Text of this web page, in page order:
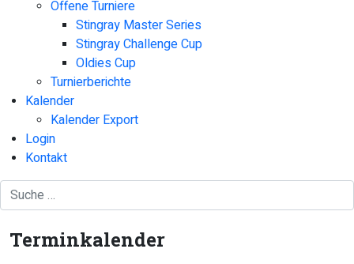
Offene Turniere
Stingray Master Series
Stingray Challenge Cup
Oldies Cup
Turnierberichte
Kalender
Kalender Export
Login
Kontakt
Terminkalender